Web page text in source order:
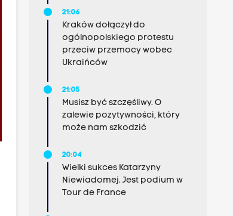
21:06
Kraków dołączył do
ogólnopolskiego protestu
przeciw przemocy wobec
Ukraińców
21:05
Musisz być szczęśliwy. O
zalewie pozytywności, który
może nam szkodzić
20:04
Wielki sukces Katarzyny
Niewiadomej. Jest podium w
Tour de France